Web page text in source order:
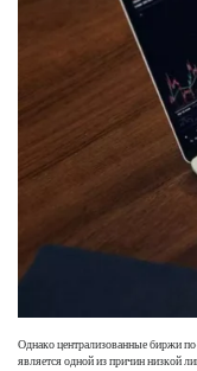
Однако централизованные биржи
является одной из причин низкой